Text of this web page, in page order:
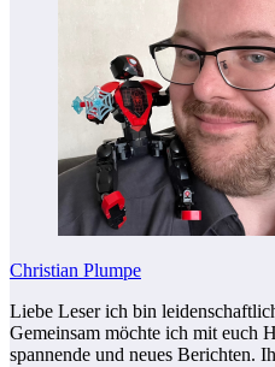
Christian Plumpe
Liebe Leser ich bin
Gemeinsam möchte ich mit euch
spannende und neues Berichten.